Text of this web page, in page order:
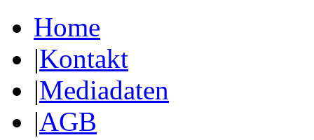
Home
|Kontakt
|Mediadaten
|AGB